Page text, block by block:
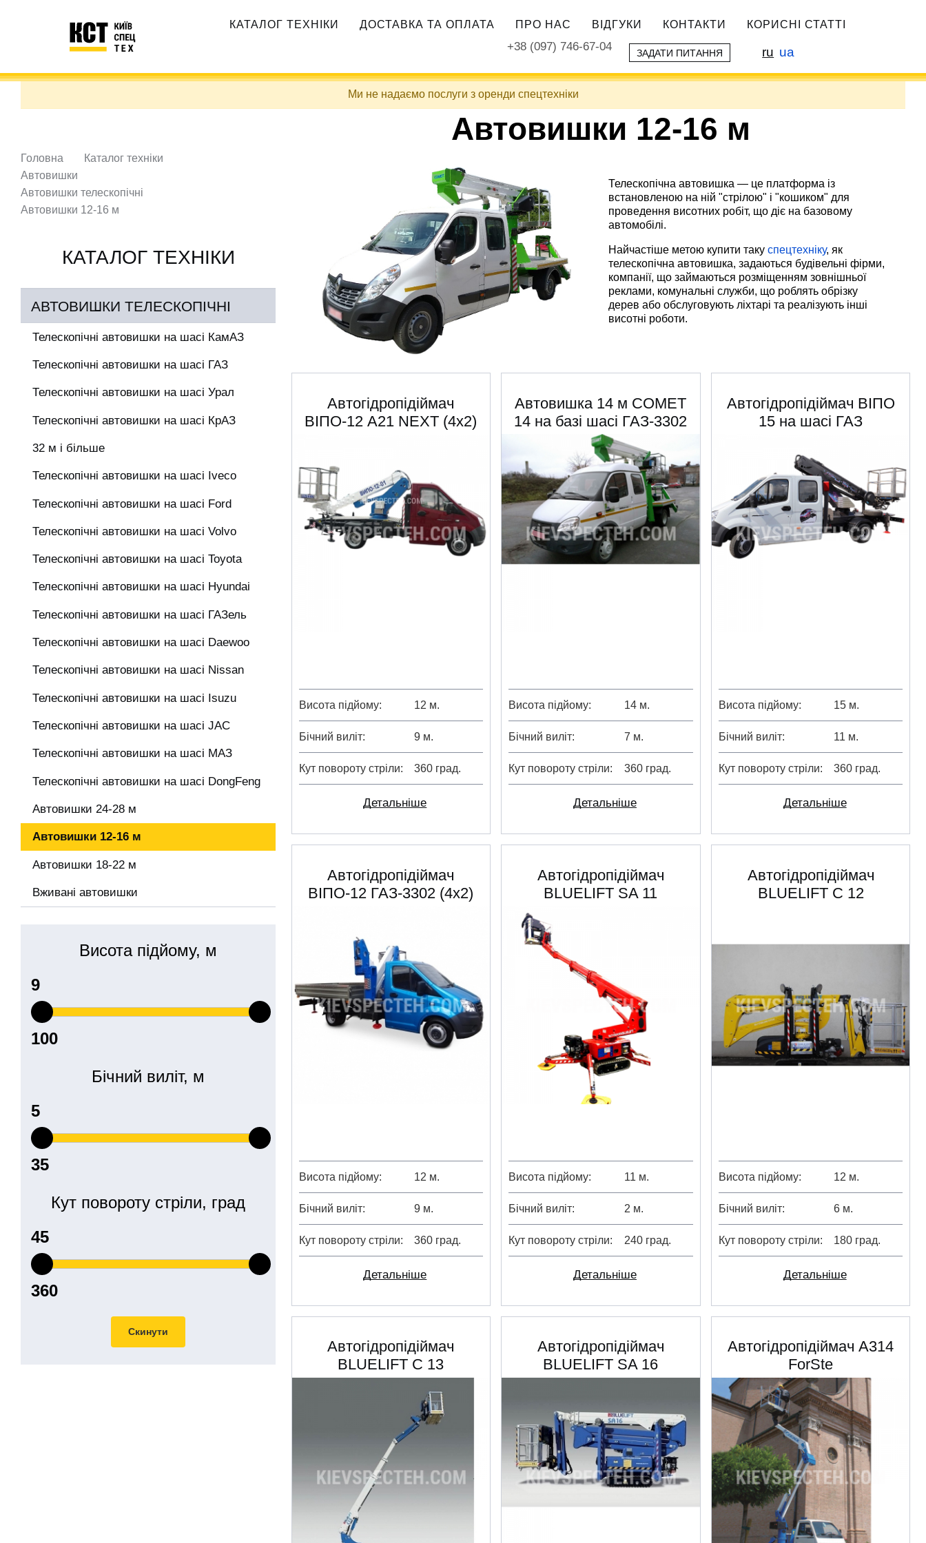
навигация
КАТАЛОГ ТЕХНІКИ ДОСТАВКА ТА ОПЛАТА ПРО НАС ВІДГУКИ КОНТАКТИ КОРИСНІ СТАТТІ
+38 (097) 746-67-04 ЗАДАТИ ПИТАННЯ ru ua
Ми не надаємо послуги з оренди спецтехніки
Автовишки 12-16 м
Телескопічна автовишка — це платформа із
встановленою на ній "стрілою" і "кошиком" для
проведення висотних робіт, що діє на базовому
автомобілі.
Найчастіше метою купити такуспецтехніку, як
телескопічна автовишка, задаються будівельні фірми,
компанії, що займаються розміщенням зовнішньої
реклами, комунальні служби, що роблять обрізку
дерев або обслуговують ліхтарі та реалізують інші
висотні роботи.
Автогідропідіймач
ВІПО-12 А21 NEXT (4х2)
Висота підйому 12 м.
Бічний виліт 9 м.
Кут повороту стріли 360 град.
Детальніше
Автовишка 14 м COMET
14 на базі шасі ГАЗ-3302
Висота підйому 14 м.
Бічний виліт 7 м.
Кут повороту стріли 360 град.
Детальніше
Автогідропідіймач ВІПО
15 на шасі ГАЗ
Висота підйому 15 м.
Бічний виліт 11 м.
Кут повороту стріли 360 град.
Детальніше
Автогідропідіймач
ВІПО-12 ГАЗ-3302 (4х2)
Висота підйому 12 м.
Бічний виліт 9 м.
Кут повороту стріли 360 град.
Детальніше
Автогідропідіймач
BLUELIFT SA 11
Висота підйому 11 м.
Бічний виліт 2 м.
Кут повороту стріли 240 град.
Детальніше
Автогідропідіймач
BLUELIFT C 12
Висота підйому 12 м.
Бічний виліт 6 м.
Кут повороту стріли 180 град.
Детальніше
Автогідропідіймач
BLUELIFT C 13
Автогідропідіймач
BLUELIFT SA 16
Автогідропідіймач A314
ForSte
Головна
Каталог техніки
Автовишки
Автовишки телескопічні
Автовишки 12-16 м
КАТАЛОГ ТЕХНІКИ
АВТОВИШКИ ТЕЛЕСКОПІЧНІ
Телескопічні автовишки на шасі КамАЗ
Телескопічні автовишки на шасі ГАЗ
Телескопічні автовишки на шасі Урал
Телескопічні автовишки на шасі КрАЗ
32 м і більше
Телескопічні автовишки на шасі Iveco
Телескопічні автовишки на шасі Ford
Телескопічні автовишки на шасі Volvo
Телескопічні автовишки на шасі Toyota
Телескопічні автовишки на шасі Hyundai
Телескопічні автовишки на шасі ГАЗель
Телескопічні автовишки на шасі Daewoo
Телескопічні автовишки на шасі Nissan
Телескопічні автовишки на шасі Isuzu
Телескопічні автовишки на шасі JAC
Телескопічні автовишки на шасі МАЗ
Телескопічні автовишки на шасі DongFeng
Автовишки 24-28 м
Автовишки 12-16 м
Автовишки 18-22 м
Вживані автовишки
Висота підйому, м
Бічний виліт, м
Кут повороту стріли, град
Скинути